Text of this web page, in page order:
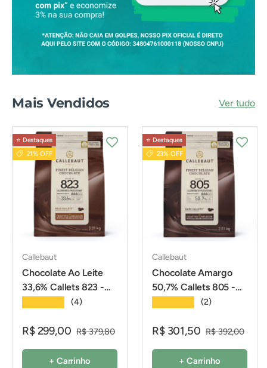
Mais Vendidos Ver tudo
⭐️ Destaques
21% OFF
Callebaut
Chocolate Ao Leite
33,6% Callets 823 -
2,01Kg - Callebaut
(4)
R$ 299,00 R$ 379,80
+ Carrinho
⭐️ Destaques
23% OFF
Callebaut
Chocolate Amargo
50,7% Callets 805 -
2,01Kg - Callebaut
(2)
R$ 301,50 R$ 392,00
+ Carrinho